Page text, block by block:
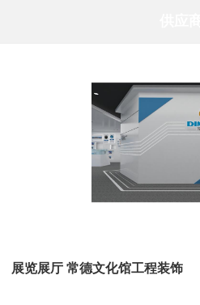
展览展厅 常德文化馆工程装饰